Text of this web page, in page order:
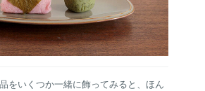
をいくつか一緒に飾ってみると、ほん